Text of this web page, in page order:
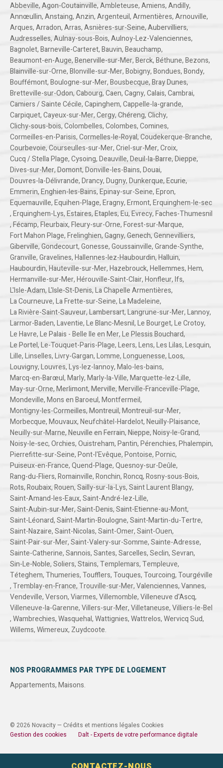
Abbeville,Agon-Coutainville,Ambleteuse,Amiens,Andilly,
Annœullin,Anstaing,Anzin,Argenteuil,Armentières,Arnouville,
Arques,Arradon,Arras,Asnières-sur-Seine,Aubervilliers,
Audresselles,Aulnay-sous-Bois,Aulnoy-Lez-Valenciennes,
Bagnolet,Barneville-Carteret,Bauvin,Beauchamp,
Beaumont-en-Auge,Benerville-sur-Mer,Berck,Béthune,Bezons,
Blainville-sur-Orne,Blonville-sur-Mer,Bobigny,Bondues,Bondy,
Bouffémont,Boulogne-sur-Mer,Bousbecque,Bray Dunes,
Bretteville-sur-Odon,Cabourg,Caen,Cagny,Calais,Cambrai,
Camiers / Sainte Cécile,Capinghem,Cappelle-la-grande,
Carpiquet,Cayeux-sur-Mer,Cergy,Chéreng,Clichy,
Clichy-sous-bois,Colombelles,Colombes,Comines,
Cormeilles-en-Parisis,Cormelles-le-Royal,Coudekerque-Branche,
Courbevoie,Courseulles-sur-Mer,Criel-sur-Mer,Croix,
Cucq / Stella Plage,Cysoing,Deauville,Deuil-la-Barre,Dieppe,
Dives-sur-Mer,Domont,Donville-les-Bains,Douai,
Douvres-la-Délivrande,Drancy,Dugny,Dunkerque,Ecurie,
Emmerin,Enghien-les-Bains,Epinay-sur-Seine,Epron,
Equemauville,Equihen-Plage,Eragny,Ermont,Erquinghem-le-sec
,Erquinghem-Lys,Estaires,Etaples,Eu,Evrecy,Faches-Thumesnil
,Fécamp,Fleurbaix,Fleury-sur-Orne,Forest-sur-Marque,
Fort Mahon Plage,Frelinghien,Gagny,Genech,Gennevilliers,
Giberville,Gondecourt,Gonesse,Goussainville,Grande-Synthe,
Granville,Gravelines,Hallennes-lez-Haubourdin,Halluin,
Haubourdin,Hauteville-sur-Mer,Hazebrouck,Hellemmes,Hem,
Hermanville-sur-Mer,Hérouville-Saint-Clair,Honfleur,Ifs,
L'Isle-Adam,L'Isle-St-Denis,La Chapelle Armentières,
La Courneuve,La Frette-sur-Seine,La Madeleine,
La Rivière-Saint-Sauveur,Lambersart,Langrune-sur-Mer,Lannoy,
Larmor-Baden,Laventie,Le Blanc-Mesnil,Le Bourget,Le Crotoy,
Le Havre,Le Palais - Belle Ile en Mer,Le Plessis Bouchard,
Le Portel,Le-Touquet-Paris-Plage,Leers,Lens,Les Lilas,Lesquin,
Lille,Linselles,Livry-Gargan,Lomme,Longuenesse,Loos,
Louvigny,Louvres,Lys-lez-lannoy,Malo-les-bains,
Marcq-en-Barœul,Marly,Marly-la-Ville,Marquette-lez-Lille,
May-sur-Orne,Merlimont,Merville,Merville-Franceville-Plage,
Mondeville,Mons en Baroeul,Montfermeil,
Montigny-les-Cormeilles,Montreuil,Montreuil-sur-Mer,
Morbecque,Mouvaux,Neufchâtel-Hardelot,Neuilly-Plaisance,
Neuilly-sur-Marne,Neuville en Ferrain,Nieppe,Noisy-le-Grand,
Noisy-le-sec,Orchies,Ouistreham,Pantin,Pérenchies,Phalempin,
Pierrefitte-sur-Seine,Pont-l'Evêque,Pontoise,Pornic,
Puiseux-en-France,Quend-Plage,Quesnoy-sur-Deûle,
Rang-du-Fliers,Romainville,Ronchin,Roncq,Rosny-sous-Bois,
Rots,Roubaix,Rouen,Sailly-sur-la-Lys,Saint Laurent Blangy,
Saint-Amand-les-Eaux,Saint-André-lez-Lille,
Saint-Aubin-sur-Mer,Saint-Denis,Saint-Etienne-au-Mont,
Saint-Léonard,Saint-Martin-Boulogne,Saint-Martin-du-Tertre,
Saint-Nazaire,Saint-Nicolas,Saint-Omer,Saint-Ouen,
Saint-Pair-sur-Mer,Saint-Valery-sur-Somme,Sainte-Adresse,
Sainte-Catherine,Sannois,Santes,Sarcelles,Seclin,Sevran,
Sin-Le-Noble,Soliers,Stains,Templemars,Templeuve,
Téteghem,Thumeries,Toufflers,Touques,Tourcoing,Tourgéville
,Tremblay-en-France,Trouville-sur-Mer,Valenciennes,Vannes,
Vendeville,Verson,Viarmes,Villemomble,Villeneuve d'Ascq,
Villeneuve-la-Garenne,Villers-sur-Mer,Villetaneuse,Villiers-le-Bel
,Wambrechies,Wasquehal,Wattignies,Wattrelos,Wervicq Sud,
Willems,Wimereux, Zuydcoote.
NOS PROGRAMMES PAR TYPE DE LOGEMENT
Appartements,Maisons.
© 2026 Novacity — Crédits et mentions légales Cookies
Gestion des cookies
Dalt - Experts de votre performance digitale